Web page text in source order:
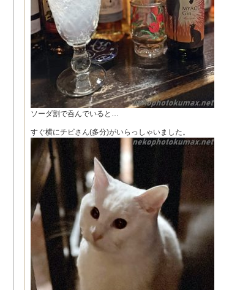
ソーダ割で呑んでいると…
すぐ横にチビさん(多分)がいらっしゃいました。